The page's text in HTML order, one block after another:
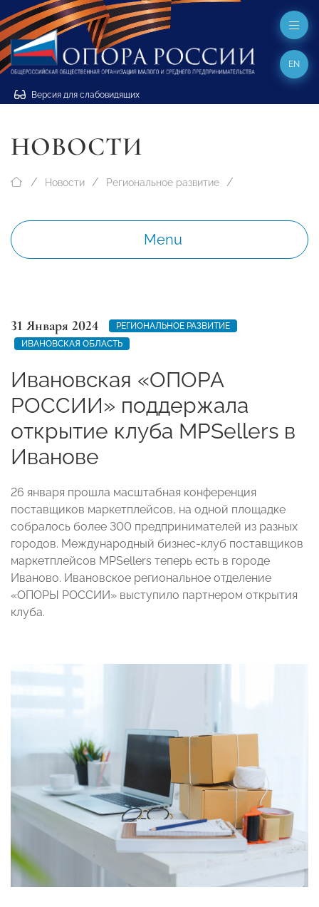
Версия для слабовидящих
EN
НОВОСТИ
Новости Региональное развитие
Menu
31 Января 2024
РЕГИОНАЛЬНОЕ РАЗВИТИЕ
ИВАНОВСКАЯ ОБЛАСТЬ
Ивановская «ОПОРА
РОССИИ» поддержала
открытие клуба МPSellers в
Иванове
26 января прошла масштабная конференция
поставщиков маркетплейсов, на одной площадке
собралось более 300 предпринимателей из разных
городов. Международный бизнес-клуб поставщиков
маркетплейсов MPSellers теперь есть в городе
Иваново. Ивановское региональное отделение
«ОПОРЫ РОССИИ» выступило партнером открытия
клуба.